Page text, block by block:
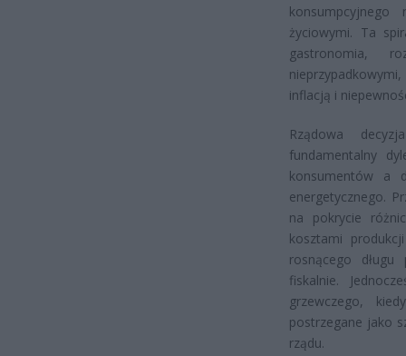
życiowymi. Ta
gastronomia,
inflacją i
Rządowa
fundamentalny
konsumentów a
energetycznego.
na pokrycie
kosztami
rosnącego długu
fiskalnie.
grzewczego,
postrzegane jako
rządu.